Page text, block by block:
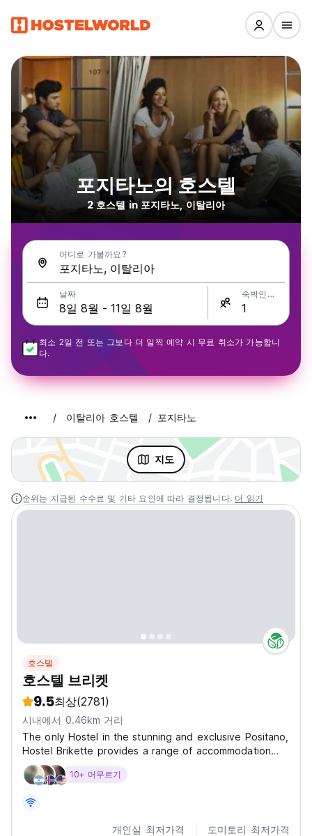
포지타노의 호스텔
2 호스텔 in 포지타노, 이탈리아
어디로 가볼까요?
날짜 숙박인원
최소 2일 전 또는 그보다 더 일찍 예약 시 무료 취소가 가능합니
다.
이탈리아 호스텔 포지타노
지도
순위는 지급된 수수료 및 기타 요인에 따라 결정됩니다. 더 읽기
호스텔
호스텔 브리켓
9.5최상(2781)
시내에서 0.46km 거리
The only Hostel in the stunning and exclusive Positano,
Hostel Brikette provides a range of accommodation
options at an affordable price.
10+ 머무르기
개인실 최저가격 도미토리 최저가격